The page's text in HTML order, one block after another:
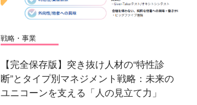
戦略・事業
【完全保存版】突き抜け人材の“特性診
断”とタイプ別マネジメント戦略：未来の
ユニコーンを支える「人の見立て力」